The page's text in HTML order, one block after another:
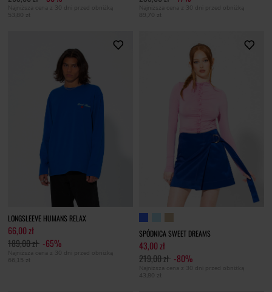
Najniższa cena z 30 dni przed obniżką
53,80 zł
Najniższa cena z 30 dni przed obniżką
89,70 zł
LONGSLEEVE HUMANS RELAX
66,00 zł
189,00 zł -65%
Najniższa cena z 30 dni przed obniżką
66,15 zł
SPÓDNICA SWEET DREAMS
43,00 zł
219,00 zł -80%
Najniższa cena z 30 dni przed obniżką
43,80 zł